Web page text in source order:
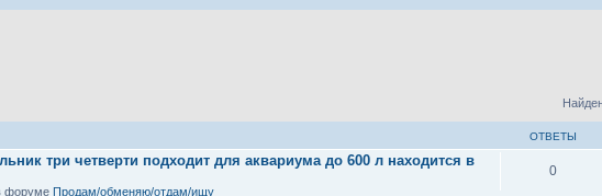
ОТВЕТЫ
три четверти подходит для аквариума до 600 л находится в
форуме Продам/обменяю/отдам/ищу
0